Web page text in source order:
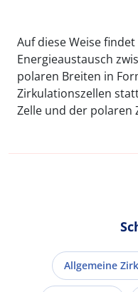
Auf diese Weise
Energieaustausch
polaren Breiten in
Zirkulationszellen
Zelle und der polaren
Allgemeine